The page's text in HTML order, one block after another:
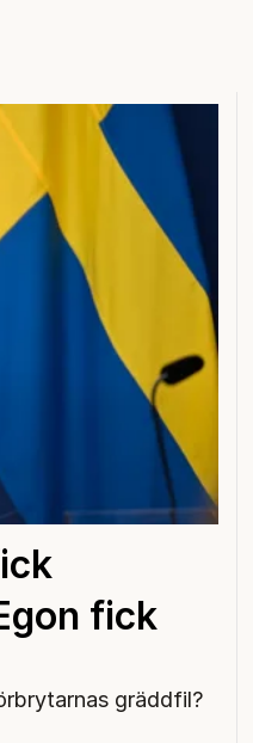
fick
gräddfil?